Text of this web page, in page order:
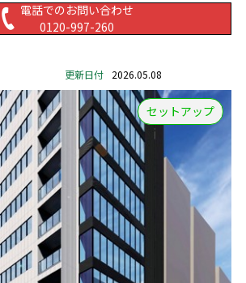
電話でのお問い合わせ
0120-997-260
更新日付 2026.05.08
セットアップ